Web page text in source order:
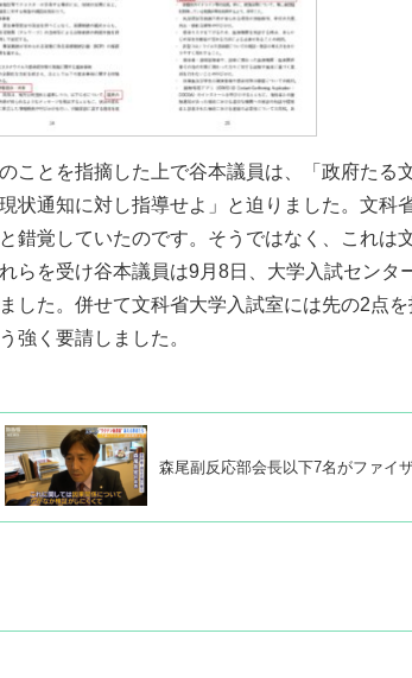
ことを指摘した上で谷本議員は、「政府たる
状通知に対し指導せよ」と迫りました。文科
錯覚していたのです。そうではなく、これは
らを受け谷本議員は9月8日、大学入試センタ
した。併せて文科省大学入試室には先の2点
強く要請しました。
森尾副反応部会長以下7名がファイ